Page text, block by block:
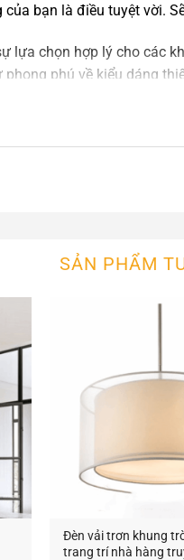
của bạn là điều tuyệt vời.
lựa chọn hợp lý cho các
phong phú về kiểu dáng
VảiAn An
kế, sản xuất
trang trí
, chúng tôi sẽ tư vấn
để đặt hàng, ưu tiên
SẢN PHẨM
Đèn vải trơn khung
trang trí nhà hàng